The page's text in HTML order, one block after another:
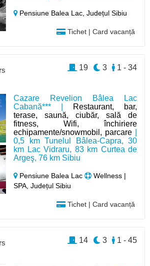
Pensiune Balea Lac,Județul Sibiu
Tichet | Card vacanță
Cazare Revelion Bâlea Lac
Cabană*** |
Restaurant, bar,
terase, saună, ciubăr, sală de
fitness, Wifi, închiriere
echipamente/snowmobil, parcare
0,5 km Tunelul Bâlea-Capra, 30
km Lac Vidraru, 83 km Curtea de
Argeş, 76 km Sibiu
Pensiune Balea Lac
Wellness |
SPA, Județul Sibiu
Tichet | Card vacanță
1 - 34
3
19
1 - 45
3
14